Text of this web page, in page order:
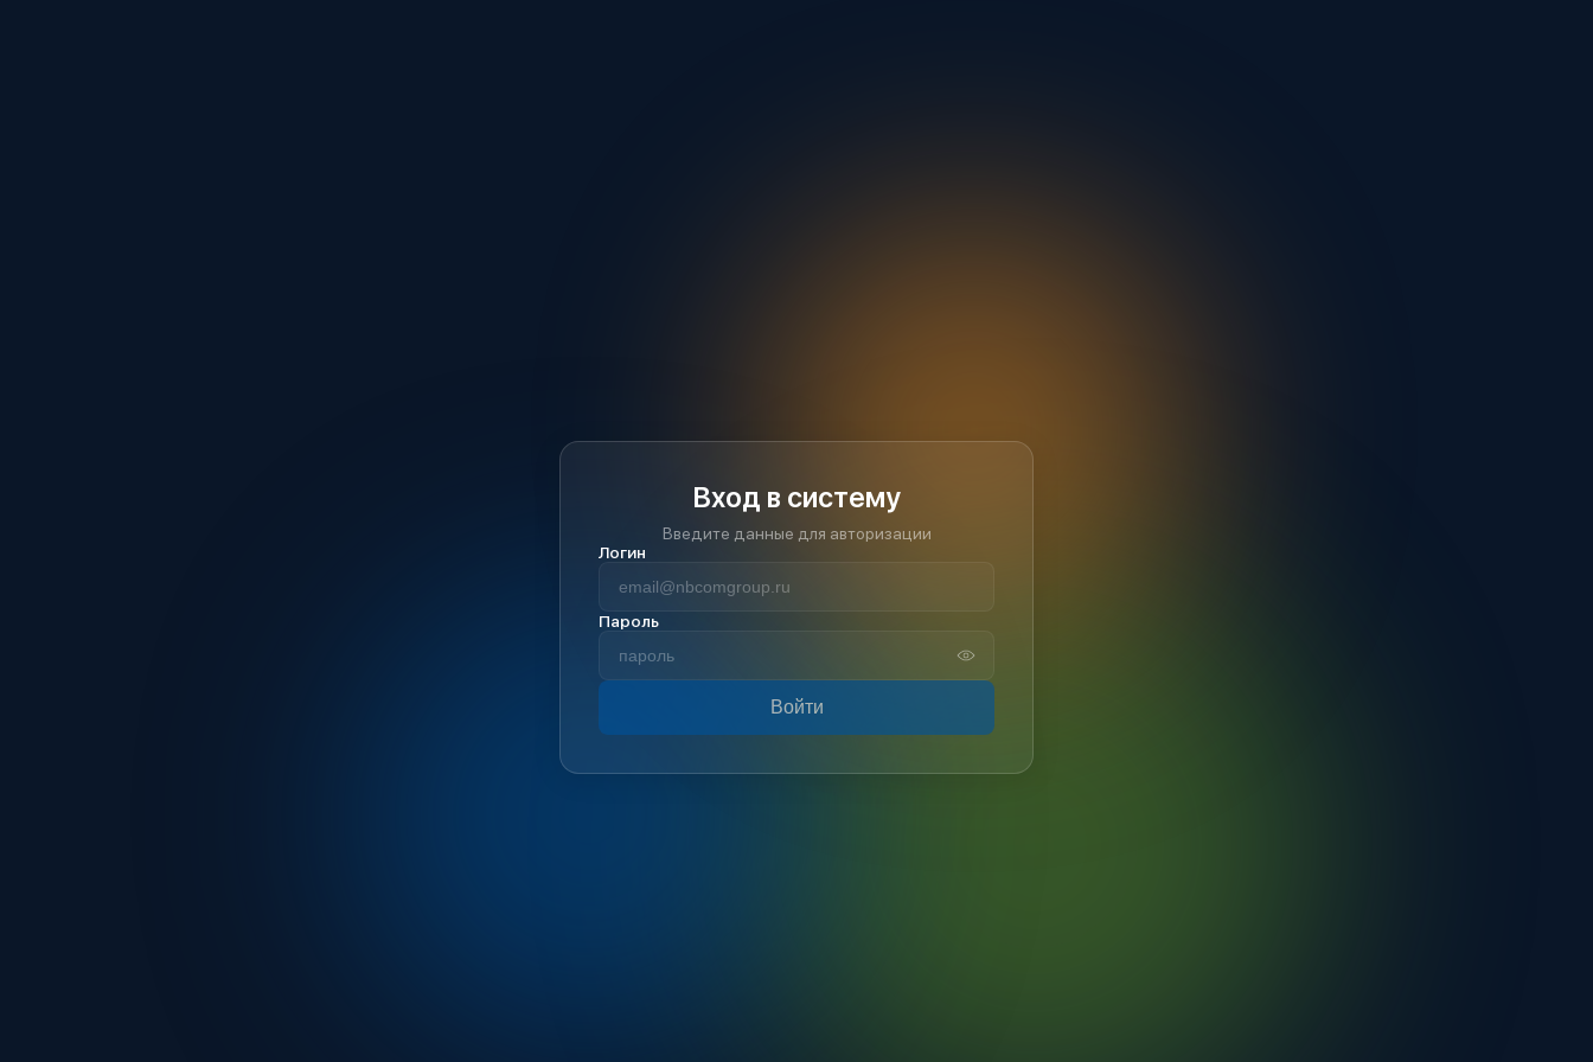
Вход в систему
Введите данные для авторизации
Логин
Пароль
Войти